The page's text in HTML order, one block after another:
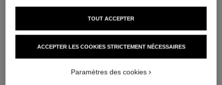
n°5
Le Gel Douche
sublimage la crème texture
ACCEPTER LES COOKIES STRICTEMENT NÉCESSAIRES
TOUT ACCEPTER
Paramètres des cookies